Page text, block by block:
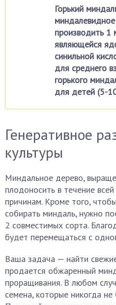
Горький
производить 1
являющейся
синильной
для среднего
горького
для детей (5-
Генеративное
культуры
Миндальное дерево,
плодоносить в течение
причинам. Кроме того,
собирать миндаль, нужно
2 совместимых сорта.
будет перемещаться с
Ваша задача — найти
продается обжаренный
проращивания. В любом
семена, которые никогда